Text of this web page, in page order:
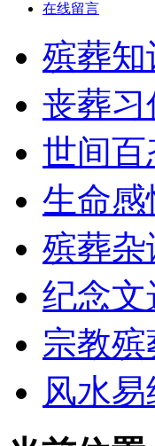
在线留言
殡葬知
丧葬习
世间百
生命感
殡葬杂
纪念文
宗教殡
风水易